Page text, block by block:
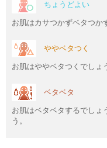
ちょうどよい
お肌はカサつかずベタつか
ややベタつく
お肌はややベタつくでしょ
ベタベタ
お肌はベタベタするでしょ
う。